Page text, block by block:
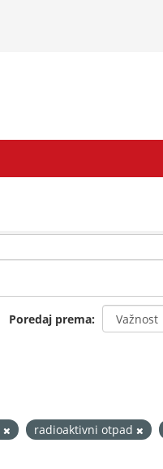
Poredaj prema
radioaktivni otpad